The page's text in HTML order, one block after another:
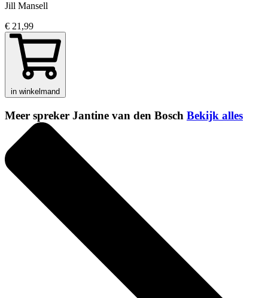
Jill Mansell
€ 21,99
in winkelmand
Meer spreker Jantine van den Bosch Bekijk alles